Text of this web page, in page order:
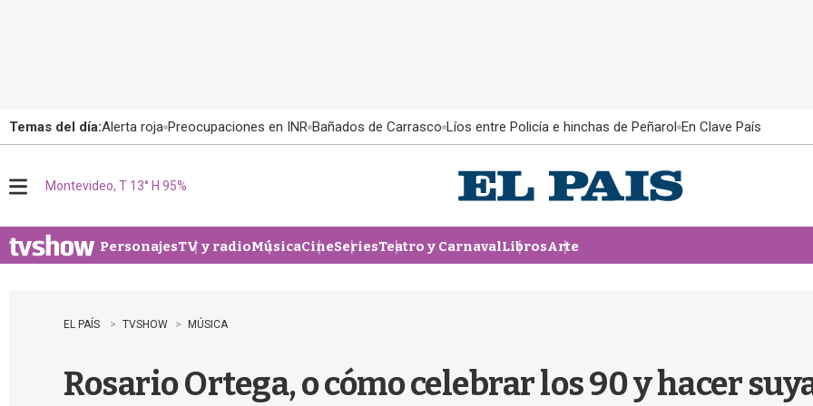
Temas del día:Alerta roja Preocupaciones en INR Bañados de Carrasco Líos entre Policía e hinchas de Peñarol En Clave País
u
Montevideo, T 13° H 95%
PersonajesTV y radioMúsicaCineSeriesTeatro y CarnavalLibrosArte
EL PAÍS TVSHOW MÚSICA
Rosario Ortega, o cómo celebrar los 90 y hacer